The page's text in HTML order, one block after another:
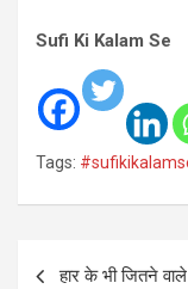
Sufi Ki Kalam Se
Tags:
हार के भी जितने